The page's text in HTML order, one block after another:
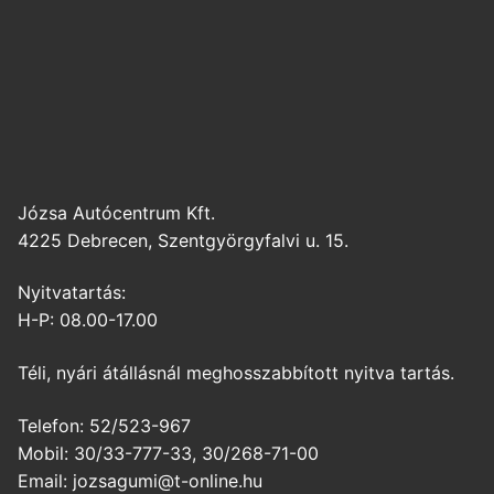
Józsa Autócentrum Kft.
4225 Debrecen, Szentgyörgyfalvi u. 15.
Nyitvatartás:
H-P: 08.00-17.00
Téli, nyári átállásnál meghosszabbított nyitva tartás.
Telefon: 52/523-967
Mobil: 30/33-777-33, 30/268-71-00
Email: jozsagumi@t-online.hu